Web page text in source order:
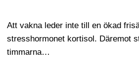
Att vakna leder inte till en ökad
stresshormonet kortisol. Däremot
timmarna…